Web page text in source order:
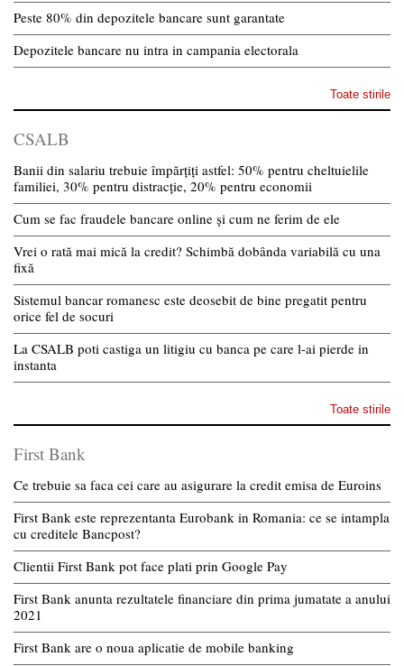
Peste 80% din depozitele bancare sunt garantate
Depozitele bancare nu intra in campania electorala
Toate stirile
CSALB
Banii din salariu trebuie împărțiți astfel: 50% pentru cheltuielile
familiei, 30% pentru distracție, 20% pentru economii
Cum se fac fraudele bancare online și cum ne ferim de ele
Vrei o rată mai mică la credit? Schimbă dobânda variabilă cu una
fixă
Sistemul bancar romanesc este deosebit de bine pregatit pentru
orice fel de socuri
La CSALB poti castiga un litigiu cu banca pe care l-ai pierde in
instanta
Toate stirile
First Bank
Ce trebuie sa faca cei care au asigurare la credit emisa de Euroins
First Bank este reprezentanta Eurobank in Romania: ce se intampla
cu creditele Bancpost?
Clientii First Bank pot face plati prin Google Pay
First Bank anunta rezultatele financiare din prima jumatate a anului
2021
First Bank are o noua aplicatie de mobile banking